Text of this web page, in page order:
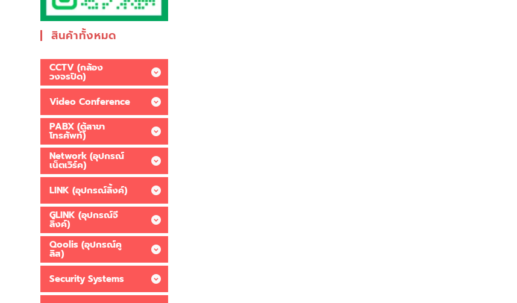
สินค้าทั้งหมด
CCTV (กล้อง
วงจรปิด)
Video Conference
PABX (ตู้สาขา
โทรศัพท์)
Network (อุปกรณ์
เน็ตเวิร์ค)
LINK (อุปกรณ์ลิ้งค์)
GLINK (อุปกรณ์จี
ลิ้งค์)
Qoolis (อุปกรณ์คู
ลิส)
Security Systems